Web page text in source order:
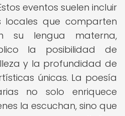
eventos suelen incluir
locales que comparten
su lengua materna,
la posibilidad de
y la profundidad de
únicas. La poesía
no solo enriquece
la escuchan, sino que